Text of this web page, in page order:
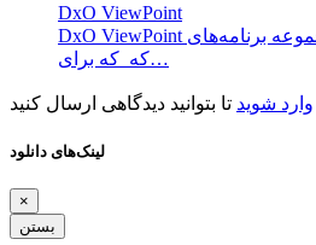
DxO ViewPoint
DxO ViewPoint یک برنامه از مجموعه برنامه‌های DxO است
که که برای…
وارد شوید
لینک‌های دانلود
×
بستن